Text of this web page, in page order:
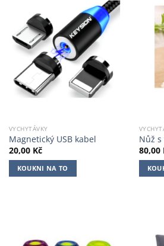
VYCHYTÁVKY
Magnetický USB kabel
20,00 Kč
KOUKNI NA TO
Nůž
80,00